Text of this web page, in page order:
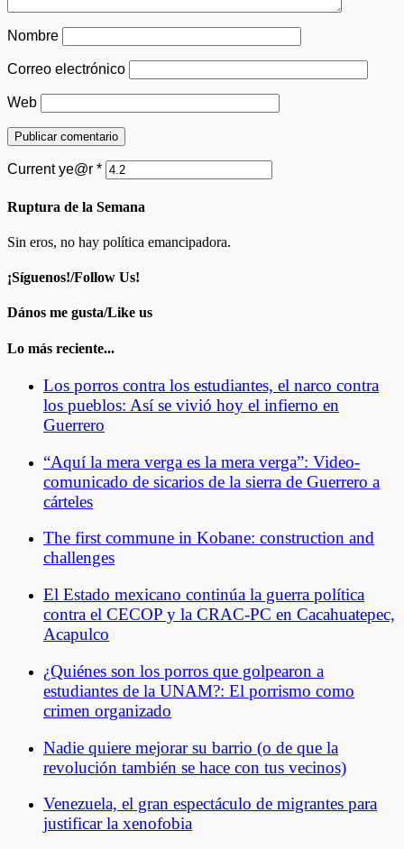
Nombre
Correo electrónico
Web
Current ye@r *
Ruptura de la Semana
Sin eros, no hay política emancipadora.
¡Síguenos!/Follow Us!
Dános me gusta/Like us
Lo más reciente...
Los porros contra los estudiantes, el narco contra
los pueblos: Así se vivió hoy el infierno en
Guerrero
“Aquí la mera verga es la mera verga”: Video-
comunicado de sicarios de la sierra de Guerrero a
cárteles
The first commune in Kobane: construction and
challenges
El Estado mexicano continúa la guerra política
contra el CECOP y la CRAC-PC en Cacahuatepec,
Acapulco
¿Quiénes son los porros que golpearon a
estudiantes de la UNAM?: El porrismo como
crimen organizado
Nadie quiere mejorar su barrio (o de que la
revolución también se hace con tus vecinos)
Venezuela, el gran espectáculo de migrantes para
justificar la xenofobia